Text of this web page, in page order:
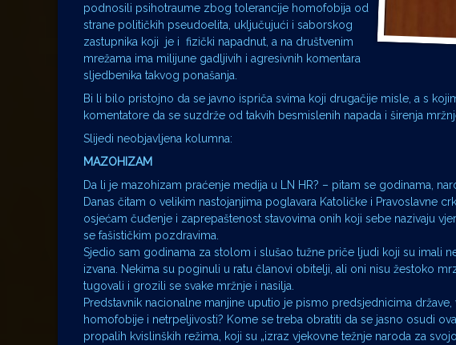
podnosili psihotraume zbog tolerancije homofobija od
strane političkih pseudoelita, uključujući i saborskog
zastupnika koji je i fizički napadnut, a na društvenim
mrežama ima milijune gadljivih i agresivnih komentara
sljedbenika takvog ponašanja.
Bi li bilo pristojno da se javno ispriča svima koji drugačije misle, a s
komentatore da se suzdrže od takvih besmislenih napada i širenja
Slijedi neobjavljena kolumna:
MAZOHIZAM
Da li je mazohizam praćenje medija u LN HR? – pitam se godinama,
Danas čitam o velikim nastojanjima poglavara Katoličke i Pravoslavne
osjećam čuđenje i zaprepaštenost stavovima onih koji sebe nazivaju
se fašističkim pozdravima.
Sjedio sam godinama za stolom i slušao tužne priče ljudi koji su imali
izvana. Nekima su poginuli u ratu članovi obitelji, ali oni nisu žestoko
tugovali i grozili se svake mržnje i nasilja.
Predstavnik nacionalne manjine uputio je pismo predsjednicima
homofobije i netrpeljivosti? Kome se treba obratiti da se jasno osudi
propalih kvislinških režima, koji su „izraz vjekovne težnje naroda za